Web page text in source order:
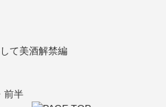
て美酒解禁編
前半